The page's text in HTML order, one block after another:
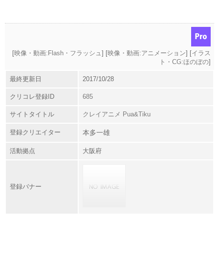
[映像・動画:Flash・フラッシュ ] [映像・動画:アニメーション] [イラス
ト・CG:ほのぼの]
最終更新日 2017/10/28
クリコレ登録ID 685
サイトタイトル クレイアニメ Pua&Tiku
登録クリエイター 本多一雄
活動拠点 大阪府
登録バナー